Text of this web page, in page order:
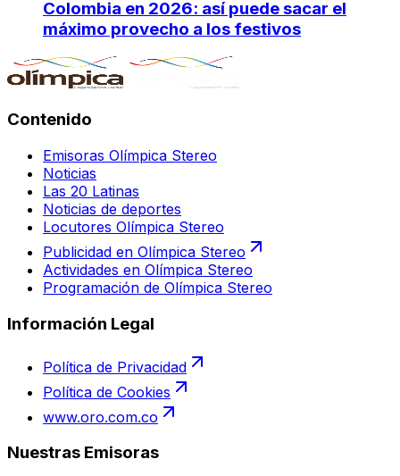
Colombia en 2026: así puede sacar el
máximo provecho a los festivos
Contenido
Emisoras Olímpica Stereo
Noticias
Las 20 Latinas
Noticias de deportes
Locutores Olímpica Stereo
Publicidad en Olímpica Stereo
Actividades en Olímpica Stereo
Programación de Olímpica Stereo
Información Legal
Política de Privacidad
Política de Cookies
www.oro.com.co
Nuestras Emisoras